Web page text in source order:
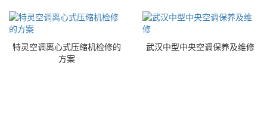
特灵空调离心式压缩机检修的
方案
武汉中型中央空调保养及维修